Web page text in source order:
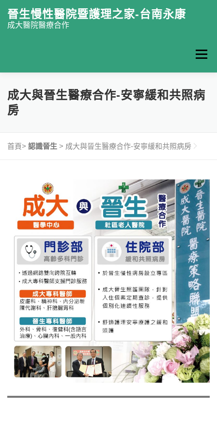
跳至主要內容
晉生慢性醫院暨護理之家-台南永康
成大醫院醫療合作
選單
認識晉生 門診掛號 復健中心 慢性醫院
成大與晉生醫療合作-安寧緩和共照病
房
首頁> 認識晉生 > 成大與晉生醫療合作-安寧緩和共照病房